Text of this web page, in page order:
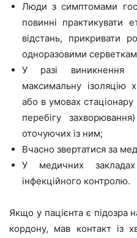
Люди з симптомами
повинні практикувати
відстань, прикривати
одноразовими
У разі виникнення
максимальну ізоляцію
або в умовах стаціонару
перебігу
оточуючих із ним;
Вчасно звертатися за
У медичних закладах
інфекційного контролю.
Якщо у пацієнта є підозра
кордону, мав контакт із